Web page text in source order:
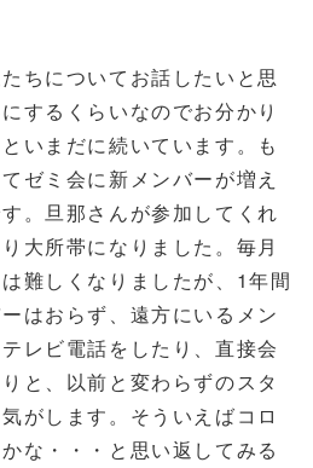
ちについてお話したいと思
するくらいなのでお分かり
いまだに続いています。も
ゼミ会に新メンバーが増え
。旦那さんが参加してくれ
大所帯になりました。毎月
難しくなりましたが、1年間
はおらず、遠方にいるメン
レビ電話をしたり、直接会
と、以前と変わらずのスタ
がします。そういえばコロ
な・・・と思い返してみる